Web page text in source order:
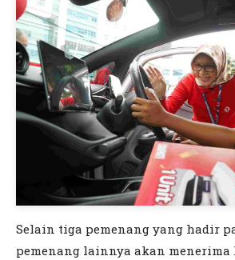
Selain tiga pemenang yang hadir
pemenang lainnya akan